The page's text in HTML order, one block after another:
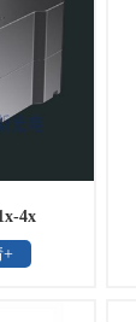
4x
+